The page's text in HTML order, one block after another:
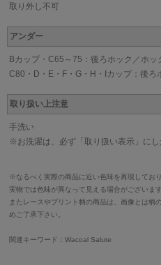
取り外し不可
アンダー
Bカップ・C65～75：後ろホック／ホッ
C80・D・E・F・G・H・Iカップ：後ろ
取り扱い上注意
手洗い
※お洗濯は、必ず「取り扱い表示」にし
※なるべく実際の商品に近い色味を再現してお
実物では色味が異なって見える場合がございます
またレースやプリント柄の商品は、画像とは柄
めご了承下さい。
関連キーワード：Wacoal Salute